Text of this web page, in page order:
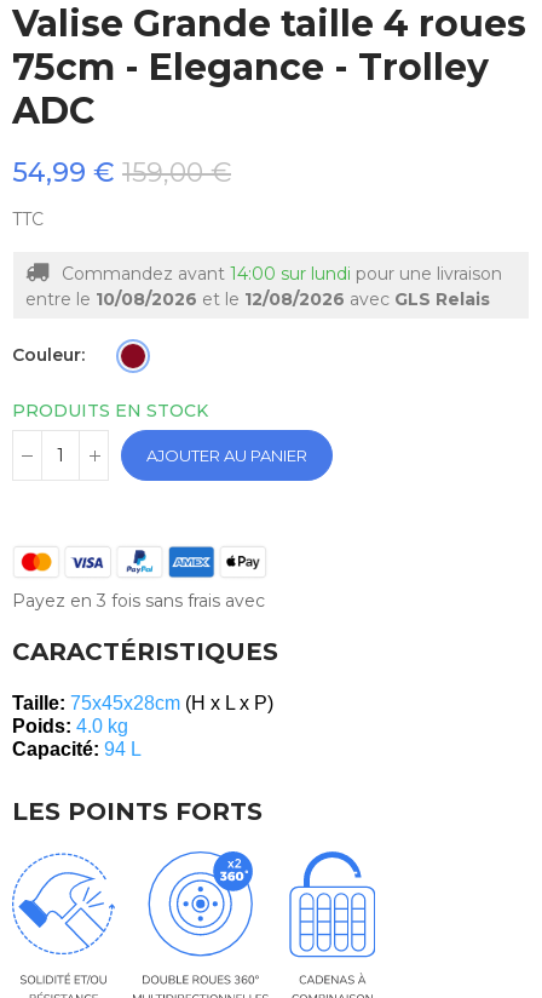
Valise Grande taille 4 roues
75cm - Elegance - Trolley
ADC
54,99 € 159,00 €
TTC
Commandez avant 14:00 sur lundi pour une livraison
entre le 10/08/2026 et le 12/08/2026 avec GLS Relais
Couleur
PRODUITS EN STOCK
AJOUTER AU PANIER
Payez en 3 fois sans frais avec
CARACTÉRISTIQUES
Taille: 75x45x28cm (H x L x P)
Poids: 4.0 kg
Capacité: 94 L
LES POINTS FORTS